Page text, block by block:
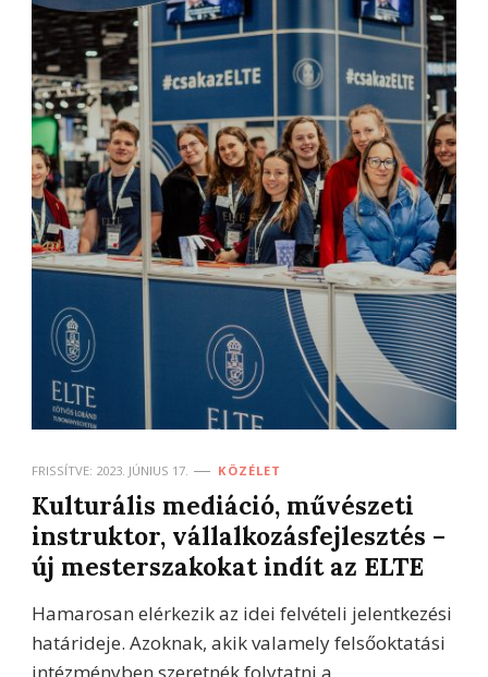
FRISSÍTVE: 2023. JÚNIUS 17. KÖZÉLET
Kulturális mediáció, művészeti
instruktor, vállalkozásfejlesztés –
új mesterszakokat indít az ELTE
Hamarosan elérkezik az idei felvételi jelentkezési
határideje. Azoknak, akik valamely felsőoktatási
intézményben szeretnék folytatni a